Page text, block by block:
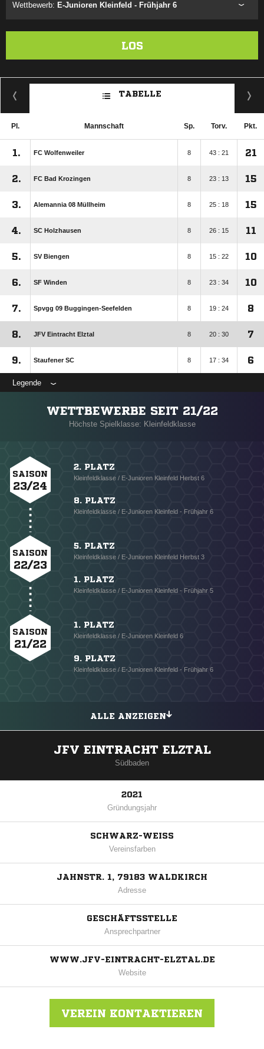
Wettbewerb: E-Junioren Kleinfeld - Frühjahr 6
LOS
TABELLE
Pl. Mannschaft Sp. Torv. Pkt.
1. FC Wolfenweiler 8 43 : 21 21
2. FC Bad Krozingen 8 23 : 13 15
3. Alemannia 08 Müllheim 8 25 : 18 15
4. SC Holzhausen 8 26 : 15 11
5. SV Biengen 8 15 : 22 10
6. SF Winden 8 23 : 34 10
7. Spvgg 09 Buggingen-Seefelden 8 19 : 24 8
8. JFV Eintracht Elztal 8 20 : 30 7
9. Staufener SC 8 17 : 34 6
Legende
WETTBEWERBE SEIT 21/22
Höchste Spielklasse: Kleinfeldklasse
SAISON
23/24
2. PLATZ
Kleinfeldklasse / E-Junioren Kleinfeld Herbst 6
8. PLATZ
Kleinfeldklasse / E-Junioren Kleinfeld - Frühjahr 6
SAISON
22/23
5. PLATZ
Kleinfeldklasse / E-Junioren Kleinfeld Herbst 3
1. PLATZ
Kleinfeldklasse / E-Junioren Kleinfeld - Frühjahr 5
SAISON
21/22
1. PLATZ
Kleinfeldklasse / E-Junioren Kleinfeld 6
9. PLATZ
Kleinfeldklasse / E-Junioren Kleinfeld - Frühjahr 6
ALLE ANZEIGEN
JFV EINTRACHT ELZTAL
Südbaden
2021
Gründungsjahr
SCHWARZ-WEISS
Vereinsfarben
JAHNSTR. 1, 79183 WALDKIRCH
Adresse
GESCHÄFTSSTELLE
Ansprechpartner
WWW.JFV-EINTRACHT-ELZTAL.DE
Website
VEREIN KONTAKTIEREN